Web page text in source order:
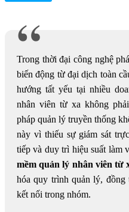
Trong thời đại công nghệ
biến động từ đại dịch toàn
hướng tất yếu tại nhiều
nhân viên từ xa không
pháp quản lý truyền thống
này vì thiếu sự giám sát
tiếp và duy trì hiệu suất làm
mềm quản lý nhân viên từ
hóa quy trình quản lý,
kết nối trong nhóm.